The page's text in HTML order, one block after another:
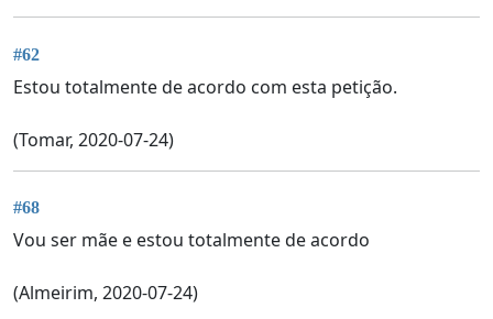
#62
Estou totalmente de acordo com esta petição.
(Tomar, 2020-07-24)
#68
Vou ser mãe e estou totalmente de acordo
(Almeirim, 2020-07-24)